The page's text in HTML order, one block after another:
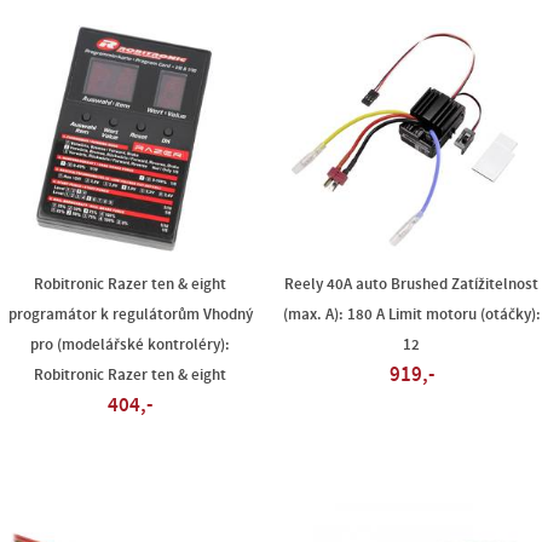
Robitronic Razer ten & eight
programátor k regulátorům Vhodný
pro (modelářské kontroléry):
Robitronic Razer ten & eight
404,-
Reely 40A auto Brushed Zatížitelnost
(max. A): 180 A Limit motoru (otáčky):
12
919,-